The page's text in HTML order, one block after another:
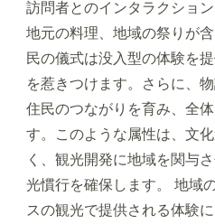
訪問者とのインタラクショ
地元の料理、地域の祭りが
民の儀式は没入型の体験を
を惹きつけます。さらに、
住民のつながりを育み、全
す。このような属性は、文
く、観光開発に地域を関与
光慣行を確保します。 地域
スの観光で提供される体験